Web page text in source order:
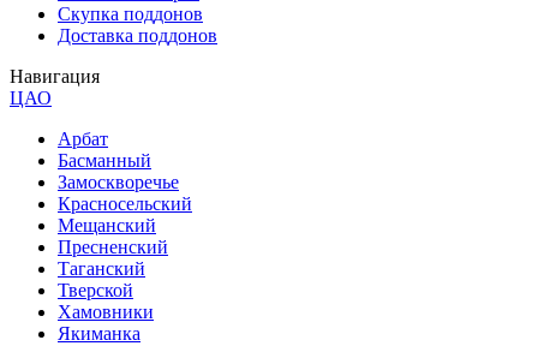
Скупка поддонов
Доставка поддонов
Навигация
ЦАО
Арбат
Басманный
Замоскворечье
Красносельский
Мещанский
Пресненский
Таганский
Тверской
Хамовники
Якиманка